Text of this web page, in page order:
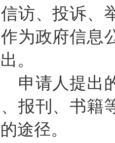
访、投诉、
为政府信息
。
请人提出的
报刊、书籍
途径。